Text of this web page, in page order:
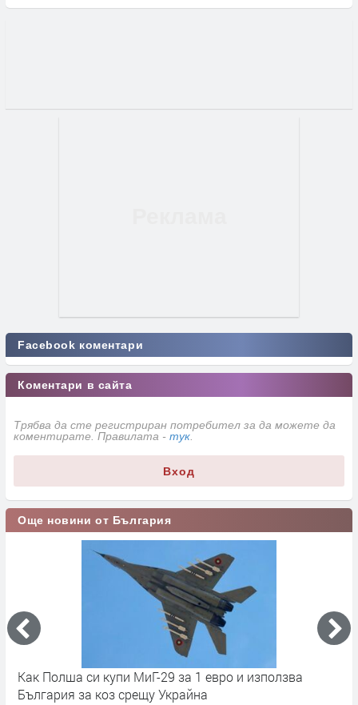
Facebook коментари
Коментари в сайта
Трябва да сте регистриран потребител за да можете да
коментирате. Правилата - тук
Вход
Още новини от България
Как Полша си купи МиГ-29 за 1 евро и използва
България за коз срещу Украйна